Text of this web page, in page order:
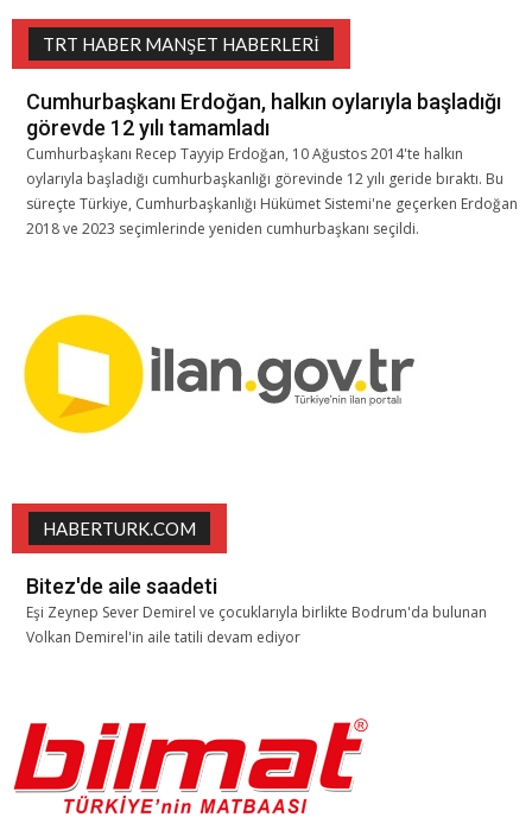
TRT HABER MANŞET HABERLERI
Cumhurbaşkanı Erdoğan, halkın oylarıyla başladığı
görevde 12 yılı tamamladı
Cumhurbaşkanı Recep Tayyip Erdoğan, 10 Ağustos 2014'te halkın
oylarıyla başladığı cumhurbaşkanlığı görevinde 12 yılı geride bıraktı. Bu
süreçte Türkiye, Cumhurbaşkanlığı Hükümet Sistemi'ne geçerken Erdoğan
2018 ve 2023 seçimlerinde yeniden cumhurbaşkanı seçildi.
HABERTURK.COM
Bitez'de aile saadeti
Eşi Zeynep Sever Demirel ve çocuklarıyla birlikte Bodrum'da bulunan
Volkan Demirel'in aile tatili devam ediyor